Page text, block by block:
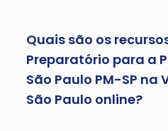
Quais são os
Preparatório para a
São Paulo PM-SP na
São Paulo online?